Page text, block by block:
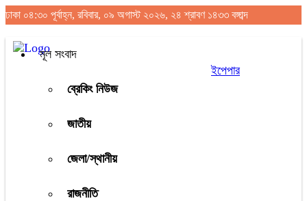
ঢাকা ০৪:৩০ পূর্বাহ্ন, রবিবার, ০৯ অগাস্ট ২০২৬, ২৪ শ্রাবণ ১৪৩৩ বঙ্গাব্দ
মূল সংবাদ
ব্রেকিং নিউজ
জাতীয়
জেলা/স্থানীয়
রাজনীতি
ইপেপার